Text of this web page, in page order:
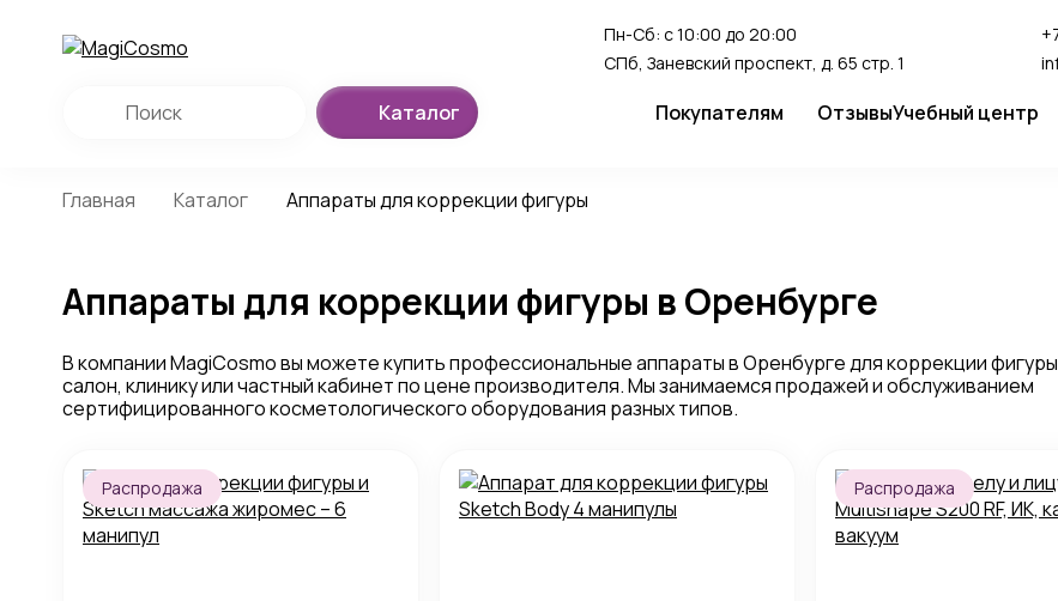
Пн-Сб: с 10:00 до 20:00
СПб, Заневский проспект, д. 65 стр. 1
Каталог Покупателям
FAQ
ОтзывыУчебный центр
Главная Каталог Аппараты для коррекции фигуры
Аппараты для коррекции фигуры в Оренбурге
В компании MagiCosmo вы можете купить профессиональные аппараты в Оренбурге для коррекции
салон, клинику или частный кабинет по цене производителя. Мы занимаемся продажей и обслуживанием
сертифицированного косметологического оборудования разных типов.
Распродажа Распродажа